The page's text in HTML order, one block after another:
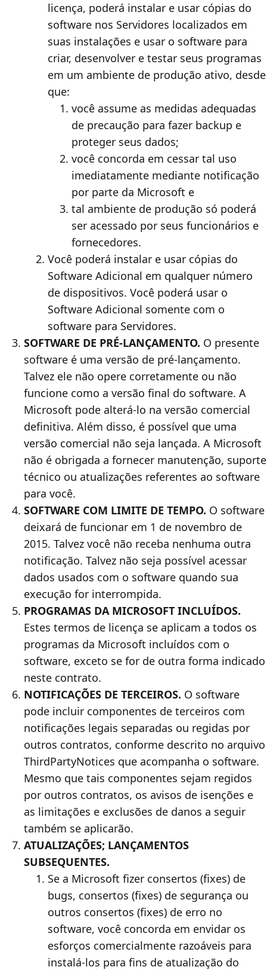
licença, poderá instalar e usar cópias do
software nos Servidores localizados em
suas instalações e usar o software para
criar, desenvolver e testar seus programas
em um ambiente de produção ativo, desde
que:
você assume as medidas adequadas
de precaução para fazer backup e
proteger seus dados;
você concorda em cessar tal uso
imediatamente mediante notificação
por parte da Microsoft e
tal ambiente de produção só poderá
ser acessado por seus funcionários e
fornecedores.
Você poderá instalar e usar cópias do
Software Adicional em qualquer número
de dispositivos. Você poderá usar o
Software Adicional somente com o
software para Servidores.
SOFTWARE DE PRÉ-LANÇAMENTO. O presente
software é uma versão de pré-lançamento.
Talvez ele não opere corretamente ou não
funcione como a versão final do software. A
Microsoft pode alterá-lo na versão comercial
definitiva. Além disso, é possível que uma
versão comercial não seja lançada. A Microsoft
não é obrigada a fornecer manutenção, suporte
técnico ou atualizações referentes ao software
para você.
SOFTWARE COM LIMITE DE TEMPO. O software
deixará de funcionar em 1 de novembro de
2015. Talvez você não receba nenhuma outra
notificação. Talvez não seja possível acessar
dados usados com o software quando sua
execução for interrompida.
PROGRAMAS DA MICROSOFT INCLUÍDOS.
Estes termos de licença se aplicam a todos os
programas da Microsoft incluídos com o
software, exceto se for de outra forma indicado
neste contrato.
NOTIFICAÇÕES DE TERCEIROS. O software
pode incluir componentes de terceiros com
notificações legais separadas ou regidas por
outros contratos, conforme descrito no arquivo
ThirdPartyNotices que acompanha o software.
Mesmo que tais componentes sejam regidos
por outros contratos, os avisos de isenções e
as limitações e exclusões de danos a seguir
também se aplicarão.
ATUALIZAÇÕES; LANÇAMENTOS
SUBSEQUENTES.
Se a Microsoft fizer consertos (fixes) de
bugs, consertos (fixes) de segurança ou
outros consertos (fixes) de erro no
software, você concorda em envidar os
esforços comercialmente razoáveis para
instalá-los para fins de atualização do